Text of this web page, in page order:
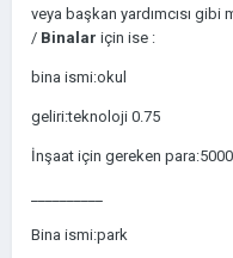
veya başkan yardımcısı
/ Binalar için ise :
bina ismi:okul
geliri:teknoloji 0.75
İnşaat için gereken
Bina ismi:park